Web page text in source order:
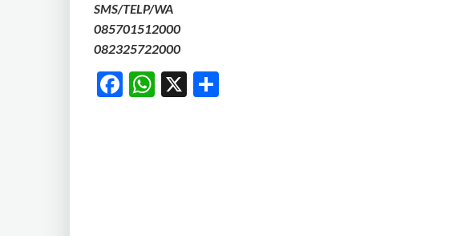
SMS/TELP/WA
085701512000
082325722000
Facebook
WhatsApp
X